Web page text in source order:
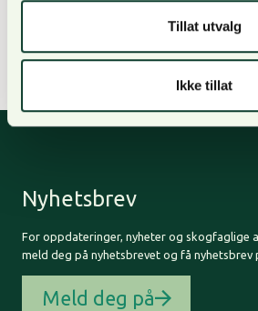
Tillat utvalg
Ikke tillat
Nyhetsbrev
For oppdateringer, nyheter og skogfaglige
meld deg på nyhetsbrevet og få nyhetsbrev
Meld deg på